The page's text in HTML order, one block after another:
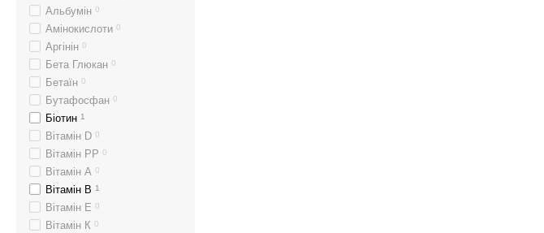
Альбумін 0
Амінокислоти 0
Аргінін 0
Бета Глюкан 0
Бетаїн 0
Бутафосфан 0
Біотин 1
Вітамін D 0
Вітамін PP 0
Вітамін А 0
Вітамін В 1
Вітамін Е 0
Вітамін К 0